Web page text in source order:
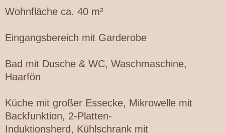
Wohnfläche ca. 40 m²
Eingangsbereich mit Garderobe
Bad mit Dusche & WC, Waschmaschine,
Haarfön
Küche mit großer Essecke, Mikrowelle mit
Backfunktion, 2-Platten-
Induktionsherd, Kühlschrank mit